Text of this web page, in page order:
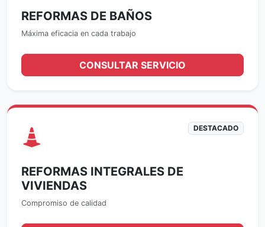
REFORMAS DE BAÑOS
Máxima eficacia en cada trabajo
CONSULTAR SERVICIO
DESTACADO
REFORMAS INTEGRALES DE
VIVIENDAS
Compromiso de calidad